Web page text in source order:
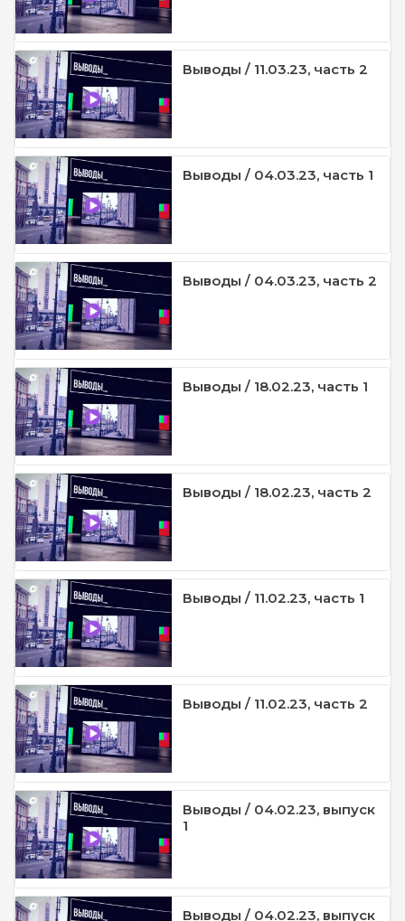
Выводы / 11.03.23, часть 2
Выводы / 04.03.23, часть 1
Выводы / 04.03.23, часть 2
Выводы / 18.02.23, часть 1
Выводы / 18.02.23, часть 2
Выводы / 11.02.23, часть 1
Выводы / 11.02.23, часть 2
Выводы / 04.02.23, выпуск
1
Выводы / 04.02.23, выпуск